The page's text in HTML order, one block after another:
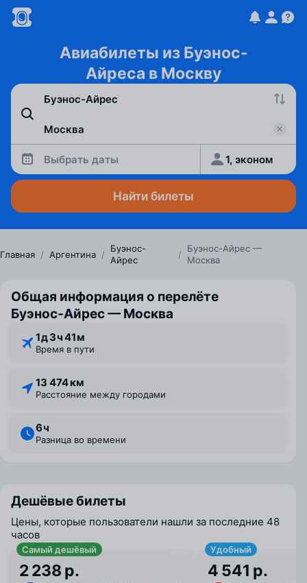
Авиабилеты из Буэнос-
Айреса в Москву
Выбрать даты 1, эконом
Найти билеты
Главная / Аргентина /
Буэнос-
Айрес
/
Буэнос-Айрес —
Москва
Общая информация о перелёте
Буэнос‑Айрес — Москва
1 ⁠д 3 ⁠ч 41 ⁠м
Время в пути
13 474 км
Расстояние между городами
6 ⁠ч
Разница во времени
Дешёвые билеты
Цены, которые пользователи нашли за последние 48
часов
Самый дешёвый
2 238 р.
Удобный
4 541 р.